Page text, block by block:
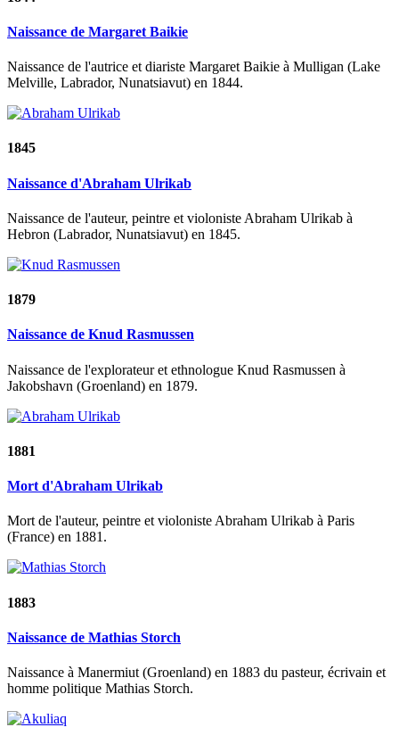
Naissance de Margaret Baikie
Naissance de l'autrice et diariste Margaret Baikie à Mulligan (Lake
Melville, Labrador, Nunatsiavut) en 1844.
1845
Naissance d'Abraham Ulrikab
Naissance de l'auteur, peintre et violoniste Abraham Ulrikab à
Hebron (Labrador, Nunatsiavut) en 1845.
1879
Naissance de Knud Rasmussen
Naissance de l'explorateur et ethnologue Knud Rasmussen à
Jakobshavn (Groenland) en 1879.
1881
Mort d'Abraham Ulrikab
Mort de l'auteur, peintre et violoniste Abraham Ulrikab à Paris
(France) en 1881.
1883
Naissance de Mathias Storch
Naissance à Manermiut (Groenland) en 1883 du pasteur, écrivain et
homme politique Mathias Storch.